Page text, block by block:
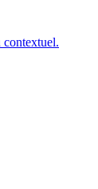
contextuel.